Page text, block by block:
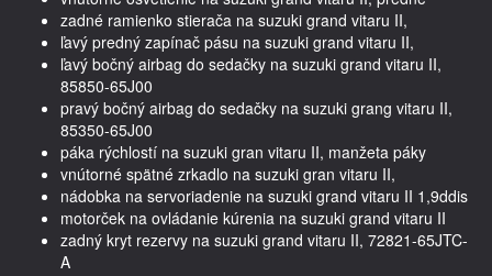
zadné ramienko stierača na suzuki grand vitaru II,
ľavý predný zapínač pásu na suzuki grand vitaru II,
ľavý bočný airbag do sedačky na suzuki grand vitaru II,
85850-65J00
pravý bočný airbag do sedačky na suzuki grang vitaru II,
85350-65J00
páka rýchlostí na suzuki gran vitaru II, manžeta páky
vnútorné spätné zrkadlo na suzuki gran vitaru II,
nádobka na servoriadenie na suzuki grand vitaru II 1,9ddis
motorček na ovládanie kúrenia na suzuki grand vitaru II
zadný kryt rezervy na suzuki grand vitaru II, 72821-65JTC-
A